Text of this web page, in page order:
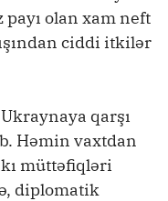
olan xam neft
ciddi itkilər
qarşı
Həmin vaxtdan
müttəfiqləri
diplomatik